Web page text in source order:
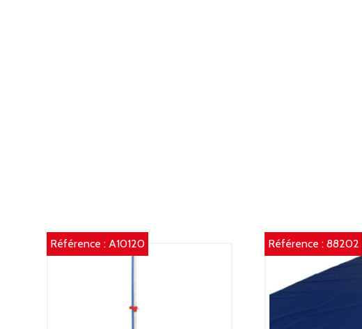
Référence :A10120 Référence : 88202